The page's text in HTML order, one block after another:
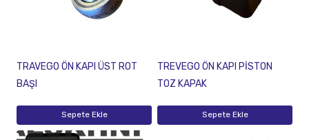
TRAVEGO ÖN KAPI ÜST ROT
BAŞI
Sepete Ekle
TREVEGO ÖN KAPI PİSTON
TOZ KAPAK
Sepete Ekle